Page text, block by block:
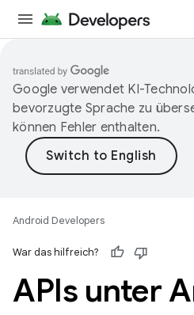
Google verwendet KI-
bevorzugte Sprache zu
können Fehler enthalten.
Android Developers
War das hilfreich?
APIs unter